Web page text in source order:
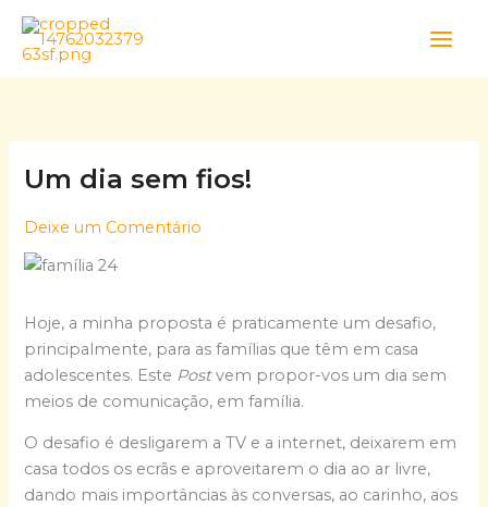
Skip
content
Um dia sem fios!
Deixe um Comentário
Hoje, a minha proposta é praticamente um desafio,
principalmente, para as famílias que têm em casa
adolescentes. Este Postvem propor-vos um dia sem
meios de comunicação, em família.
O desafio é desligarem a TV e a internet, deixarem em
casa todos os ecrãs e aproveitarem o dia ao ar livre,
dando mais importâncias às conversas, ao carinho, aos